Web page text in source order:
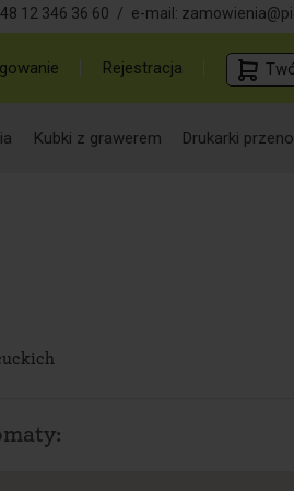
12 346 36 60 / e-mail:
Rejestracja
Kubki z grawerem Drukarki